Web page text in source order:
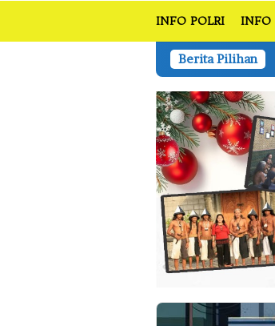
INFO POLRI INFO
Berita Pilihan
Persatuan Wartawan